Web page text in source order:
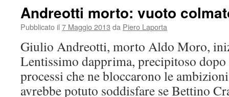
Andreotti morto: vuoto
Pubblicato il 7 Maggio 2013 da Piero Laporta
Giulio Andreotti, morto Aldo Moro,
Lentissimo dapprima, precipitoso
processi che ne bloccarono le
avrebbe potuto soddisfare se Bettino